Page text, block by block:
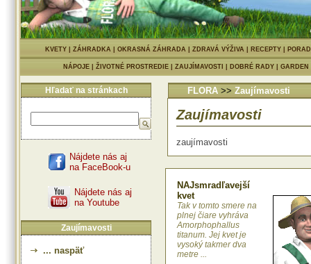
KVETY| ZÁHRADKA| OKRASNÁ ZÁHRADA| ZDRAVÁ VÝŽIVA| RECEPTY|
NÁPOJE ŽIVOTNÉ PROSTREDIE ZAUJÍMAVOSTI DOBRÉ RADY
Hľadať na stránkach
Nájdete nás aj
na FaceBook-u
Nájdete nás aj
na Youtube
Zaujímavosti
... naspäť
FLORA >> Zaujímavosti
Zaujímavosti
zaujímavosti
NAJsmradľavejší
kvet
Tak v tomto smere na
plnej čiare vyhráva
Amorphophallus
titanum. Jej kvet je
vysoký takmer dva
metre ...